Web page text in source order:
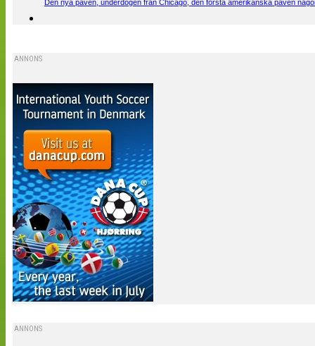
Den nya påven, underdogen från Chicago, den första amerikanska påven
ANNONS
ANNONS